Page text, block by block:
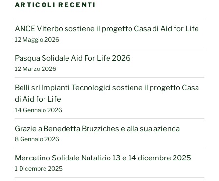
ARTICOLI RECENTI
ANCE Viterbo sostiene il progetto Casa di Aid for Life
12 Maggio 2026
Pasqua Solidale Aid For Life 2026
12 Marzo 2026
Belli srl Impianti Tecnologici sostiene il progetto Casa
di Aid for Life
14 Gennaio 2026
Grazie a Benedetta Bruzziches e alla sua azienda
8 Gennaio 2026
Mercatino Solidale Natalizio 13 e 14 dicembre 2025
1 Dicembre 2025